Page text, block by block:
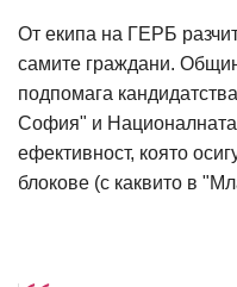
От екипа на ГЕРБ
самите граждани.
подпомага
София" и Националната
ефективност, която
блокове (с каквито в